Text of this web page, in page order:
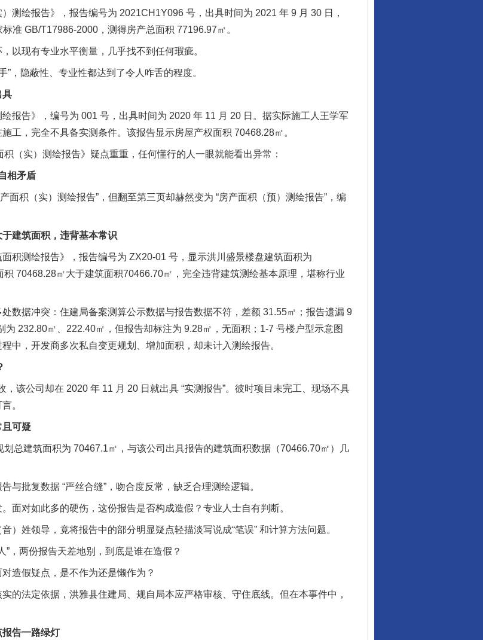
绘报告》，报告编号为 2021CH1Y096 号，出具时间为 2021 年 9 月 30 日，
准 GB/T17986-2000，测得房产总面积 77196.97㎡。
现有专业水平衡量，几乎找不到任何瑕疵。
隐蔽性、专业性都达到了令人咋舌的程度。
告》，编号为 001 号，出具时间为 2020 年 11 月 20 日。据实际施工人王学军
工，完全不具备实测条件。该报告显示房屋产权面积 70468.28㎡。
实）测绘报告》疑点重重，任何懂行的人一眼就能看出异常：
相矛盾
积（实）测绘报告”，但翻至第三页却赫然变为 “房产面积（预）测绘报告”，编
建筑面积，违背基本常识
测绘报告》，报告编号为 ZX20-01 号，显示洪川盛景楼盘建筑面积为
70468.28㎡大于建筑面积70466.70㎡，完全违背建筑测绘基本原理，堪称行业
据冲突：住建局备案测算公示数据与报告数据不符，差额 31.55㎡；报告遗漏 9
232.80㎡、222.40㎡，但报告却标注为 9.28㎡，无面积；1-7 号楼户型示意图
中，开发商多次私自变更规划、增加面积，却未计入测绘报告。
公司却在 2020 年 11 月 20 日就出具 “实测报告”。彼时项目未完工、现场不具
。
可疑
建筑面积为 70467.1㎡，与该公司出具报告的建筑面积数据（70466.70㎡）几
批复数据 “严丝合缝”，吻合度反常，缺乏合理测绘逻辑。
对如此多的硬伤，这份报告是否构成造假？专业人士自有判断。
姓领导，竟将报告中的部分明显疑点轻描淡写说成“笔误” 和计算方法问题。
，两份报告天差地别，到底是谁在造假？
假疑点，是不作为还是懒作为？
法定依据，洪雅县住建局、规自局本应严格审核、守住底线。但在本事件中，
告一路绿灯
一纸欠条伤亲情 巡回调解促和解.. 行业协会接连发公告